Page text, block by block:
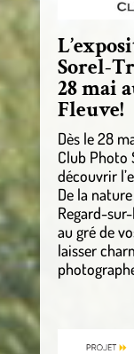
Sorel-
28 mai
Fleuve!
Dès le 28
Club Photo
découvrir
De la
Regard-
au gré de
laisser